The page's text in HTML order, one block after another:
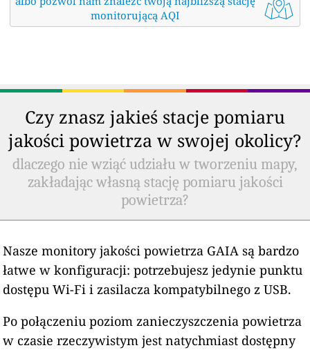
monitorującą AQI
Czy znasz jakieś stacje pomiaru
jakości powietrza w swojej okolicy?
dlaczego nie wziąć udziału w tworzeniu mapy,
zakładając własną stację pomiaru jakości
powietrza?
Nasze monitory jakości powietrza GAIA są bardzo
łatwe w konfiguracji: potrzebujesz jedynie punktu
dostępu Wi-Fi i zasilacza kompatybilnego z USB.
Po połączeniu poziom zanieczyszczenia powietrza
w czasie rzeczywistym jest natychmiast dostępny